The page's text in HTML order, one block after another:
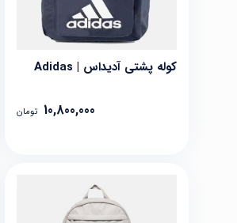
کوله پشتی آدیداس | Adidas
10,800,000 تومان